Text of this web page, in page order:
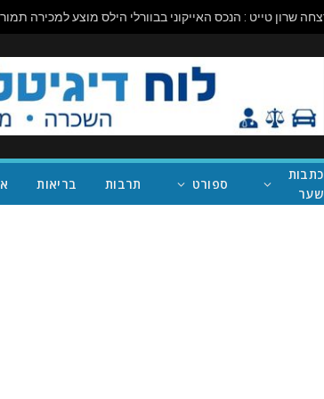
כתבות
שער
ספורט תרבות בריאות